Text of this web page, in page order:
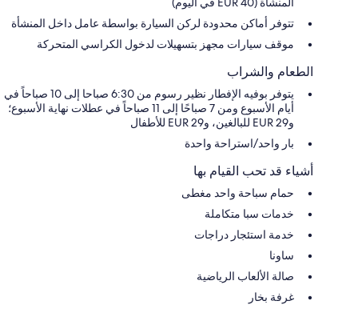
تتوفر أماكن محدودة لركن السيارة بواسطة عامل داخل المنشأة
موقف سيارات مجهز بتسهيلات لدخول الكراسي المتحركة
الطعام والشراب
يتوفر بوفيه الإفطار نظير رسوم من 6:30 صباحا إلى 10 صباحاً في
أيام الأسبوع ومن 7 صباحًا إلى 11 صباحاً في عطلات نهاية الأسبوع؛
و29 EUR للبالغين، و29 EUR للأطفال
بار واحد/استراحة واحدة
أشياء قد تحب القيام بها
حمام سباحة واحد مغطى
خدمات سبا متكاملة
خدمة استئجار دراجات
ساونا
صالة الألعاب الرياضية
غرفة بخار